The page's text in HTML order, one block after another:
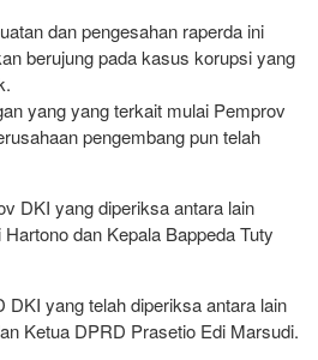
dan pengesahan raperda ini
berujung pada kasus korupsi yang
yang yang terkait mulai Pemprov
pengembang pun telah
DKI yang diperiksa antara lain
dan Kepala Bappeda Tuty
yang telah diperiksa antara lain
Ketua DPRD Prasetio Edi Marsudi.